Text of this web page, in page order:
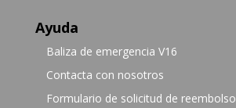
Ayuda
Baliza de emergencia V16
Contacta con nosotros
Formulario de solicitud de reembolso